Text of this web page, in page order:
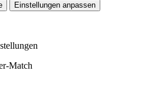
Einstellungen anpassen
Match